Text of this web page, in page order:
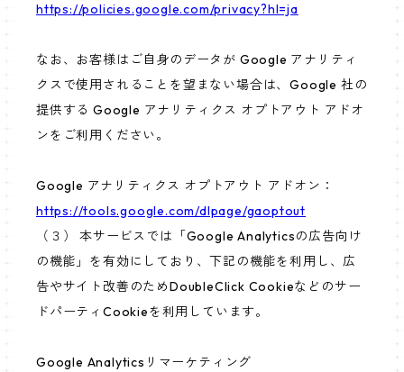
https://policies.google.com/privacy?hl=ja
なお、お客様はご自身のデータが Google アナリティ
クスで使用されることを望まない場合は、Google 社の
提供する Google アナリティクス オプトアウト アドオ
ンをご利用ください。
Google アナリティクス オプトアウト アドオン：
https://tools.google.com/dlpage/gaoptout
（３） 本サービスでは「Google Analyticsの広告向け
の機能」を有効にしており、下記の機能を利用し、広
告やサイト改善のためDoubleClick Cookieなどのサー
ドパーティCookieを利用しています。
Google Analyticsリマーケティング